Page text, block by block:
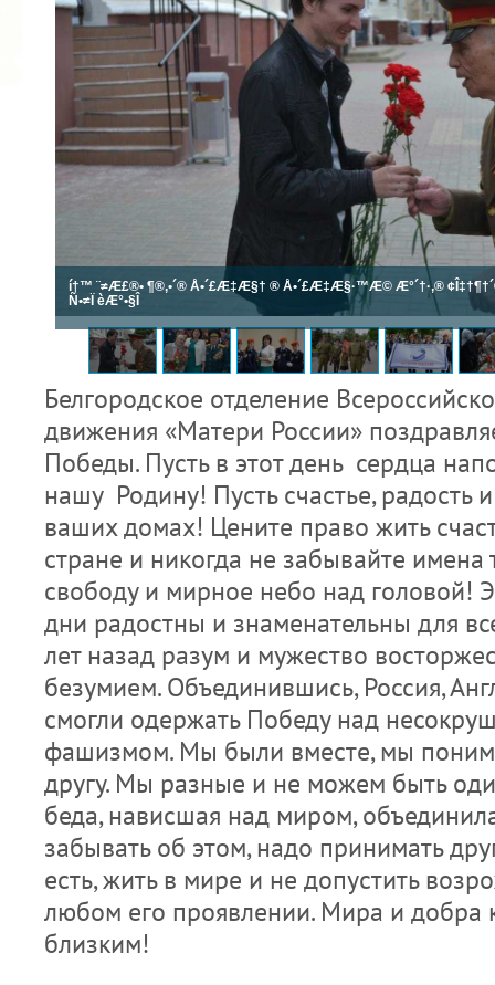
í†™ ¨≠Æ£®• ¶®‚•´® Å•´£Æ‡Æ§† ® Å•´£Æ‡Æ§·™Æ© Æ°´†·‚®
Ñ•≠Ï èÆ°•§Î
Белгородское отделение
движения «Матери России»
Победы. Пусть в этот день сердца
нашу Родину! Пусть счастье, радость
ваших домах! Цените право жить
стране и никогда не забывайте имена
свободу и мирное небо над головой!
дни радостны и знаменательны для
лет назад разум и мужество
безумием. Объединившись, Россия,
смогли одержать Победу над
фашизмом. Мы были вместе, мы
другу. Мы разные и не можем быть
беда, нависшая над миром,
забывать об этом, надо принимать
есть, жить в мире и не допустить
любом его проявлении. Мира и
близким!
2022 ГОД ПРОВОЗГЛАШЕН ГОДОМ
МАТЕРИ В ЯКУТИИ
19.12.2021